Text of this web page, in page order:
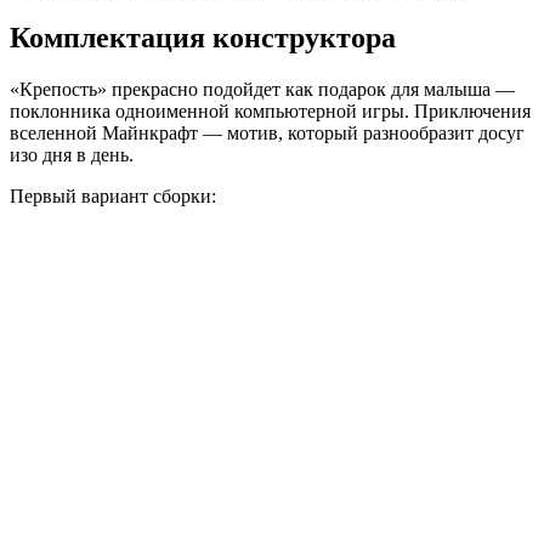
Комплектация конструктора
«Крепость» прекрасно подойдет как подарок для малыша —
поклонника одноименной компьютерной игры. Приключения
вселенной Майнкрафт — мотив, который разнообразит досуг
изо дня в день.
Первый вариант сборки: